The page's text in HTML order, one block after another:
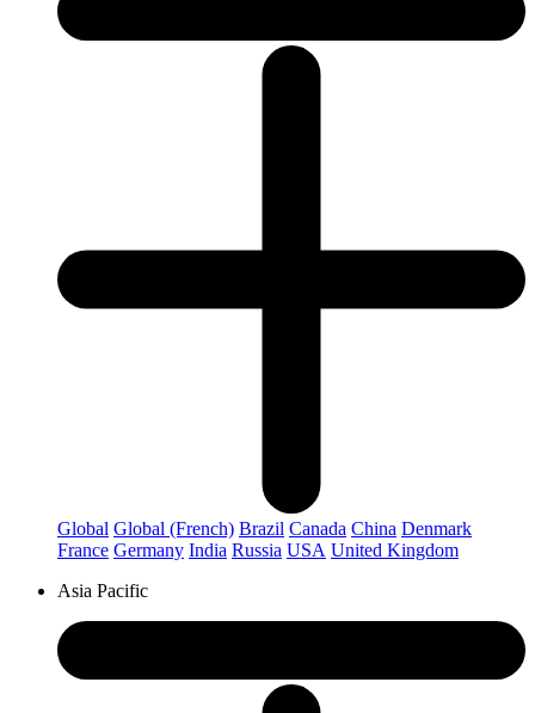
Global Global (French) Brazil Canada China Denmark
France Germany India Russia USA United Kingdom
Asia Pacific